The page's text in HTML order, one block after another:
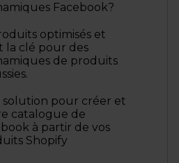
Facebook?
optimisés et
la clé pour des
de produits
solution pour créer et
catalogue de
à partir de vos
Shopify